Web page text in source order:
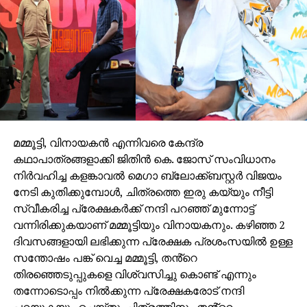
ശിഖ ജോഷി, ഗോവിന്ദ് വസന്ത, സ്റ്റില്‍സ്: നവീന്‍
മുരളി,പി ആര്‍ ഓ : ശബരി, ഡിജിറ്റല്‍ മാര്‍ക്കറ്റിങ് :
അനൂപ് സുന്ദരന്‍.
മമ്മൂട്ടി, വിനായകൻ എന്നിവരെ കേന്ദ്ര
കഥാപാത്രങ്ങളാക്കി ജിതിൻ കെ. ജോസ് സംവിധാനം
നിർവഹിച്ച കളങ്കാവൽ മെഗാ ബ്ലോക്ക്ബസ്റ്റർ വിജയം
നേടി കുതിക്കുമ്പോൾ, ചിത്രത്തെ ഇരു കയ്യും നീട്ടി
സ്വീകരിച്ച പ്രേക്ഷകർക്ക് നന്ദി പറഞ്ഞ് മുന്നോട്ട്
വന്നിരിക്കുകയാണ് മമ്മൂട്ടിയും വിനായകനും. കഴിഞ്ഞ 2
ദിവസങ്ങളായി ലഭിക്കുന്ന പ്രേക്ഷക പ്രശംസയിൽ ഉള്ള
സന്തോഷം പങ്ക് വെച്ച മമ്മൂട്ടി, തൻ്റെ
തിരഞ്ഞെടുപ്പുകളെ വിശ്വസിച്ചു കൊണ്ട് എന്നും
തന്നോടൊപ്പം നിൽക്കുന്ന പ്രേക്ഷകരോട് നന്ദി